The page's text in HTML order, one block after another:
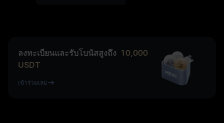
ลงทะเบียนและรับโบนัสสูงถึง 10,000
USDT
เข้าร่วมเลย